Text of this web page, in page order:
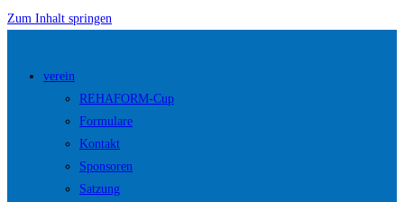
Zum Inhalt springen
verein
REHAFORM-Cup
Formulare
Kontakt
Sponsoren
Satzung